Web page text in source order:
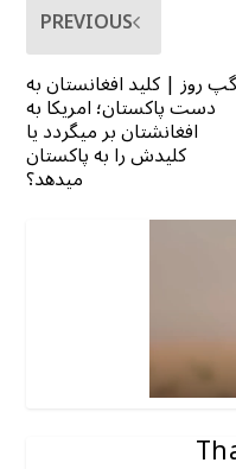
PREVIOUS
گپ روز | کلید افغانستان به
دست پاکستان؛ امریکا به
افغانشتان بر میگردد یا
کلیدش را به پاکستان
میدهد؟